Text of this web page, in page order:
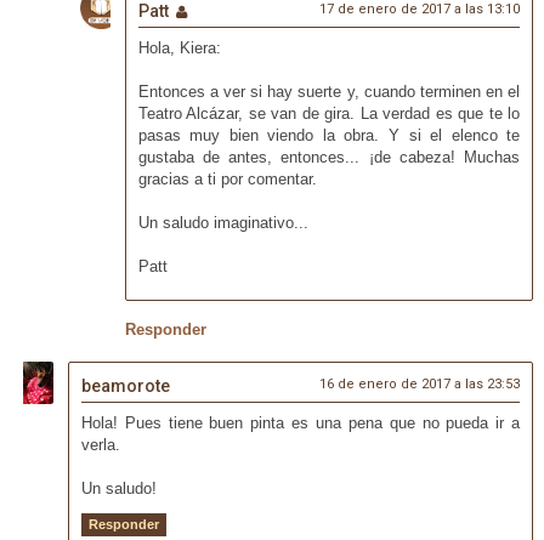
Patt 17 de enero de 2017 a las 13:10
Hola, Kiera:
Entonces a ver si hay suerte y, cuando terminen en el
Teatro Alcázar, se van de gira. La verdad es que te lo
pasas muy bien viendo la obra. Y si el elenco te
gustaba de antes, entonces... ¡de cabeza! Muchas
gracias a ti por comentar.
Un saludo imaginativo...
Patt
Responder
beamorote 16 de enero de 2017 a las 23:53
Hola! Pues tiene buen pinta es una pena que no pueda ir a
verla.
Un saludo!
Responder